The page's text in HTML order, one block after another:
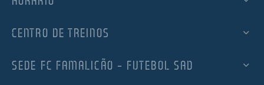
CENTRO DE TREINOS
SEDE FC FAMALICÃO – FUTEBOL SAD